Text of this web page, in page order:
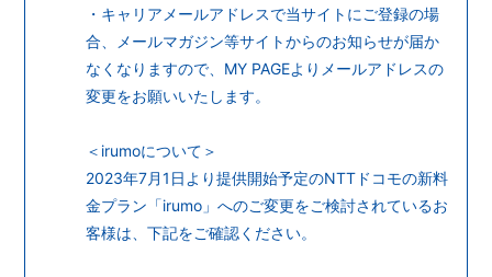
・キャリアメールアドレスで当サイトにご登録の場
合、メールマガジン等サイトからのお知らせが届か
なくなりますので、MY PAGEよりメールアドレスの
変更をお願いいたします。
＜irumoについて＞
2023年7月1日より提供開始予定のNTTドコモの新料
金プラン「irumo」へのご変更をご検討されているお
客様は、下記をご確認ください。